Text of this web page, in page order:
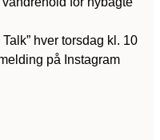
Talk” hver torsdag kl. 10
på Instagram